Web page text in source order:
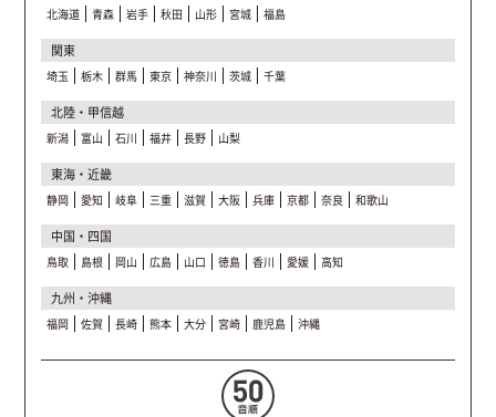
北海道 青森 岩手 秋田 山形 宮城 福島
関東
埼玉 栃木 群馬 東京 神奈川 茨城 千葉
北陸・甲信越
新潟 富山 石川 福井 長野 山梨
東海・近畿
静岡 愛知 岐阜 三重 滋賀 大阪 兵庫 京都 奈良 和歌山
中国・四国
鳥取 島根 岡山 広島 山口 徳島 香川 愛媛 高知
九州・沖縄
福岡 佐賀 長崎 熊本 大分 宮崎 鹿児島 沖縄